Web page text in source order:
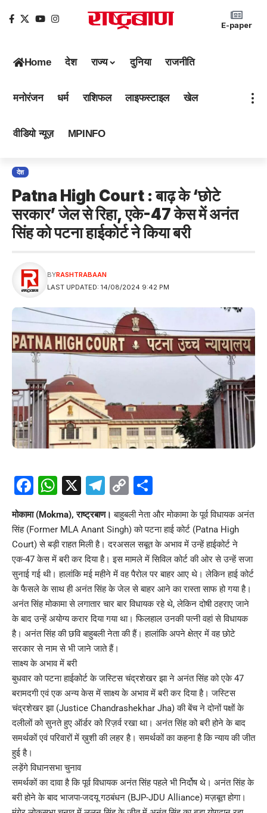
E-paper
Home देश राज्य दुनिया राजनीति
मनोरंजन धर्म राशिफल लाइफस्टाइल खेल
वीडियो न्यूज़ MPINFO
देश
Patna High Court : बाढ़ के ‘छोटे
सरकार’ जेल से रिहा, एके-47 केस में अनंत
सिंह को पटना हाईकोर्ट ने किया बरी
LAST UPDATED: 14/08/2024 9:42 PM
BYRASHTRABAAN
Facebook
WhatsApp
X Telegram
Copy
Link
मोकामा (Mokma), राष्ट्रबाण।बाहुबली नेता और मोकामा के पूर्व विधायक अनंत
सिंह (Former MLA Anant Singh) को पटना हाई कोर्ट (Patna High
Court) से बड़ी राहत मिली है। दरअसल सबूत के अभाव में उन्हें हाईकोर्ट ने
एक-47 केस में बरी कर दिया है। इस मामले में सिविल कोर्ट की ओर से उन्हें सजा
सुनाई गई थी। हालांकि मई महीने में वह पैरोल पर बाहर आए थे। लेकिन हाई कोर्ट
के फैसले के साथ ही अनंत सिंह के जेल से बाहर आने का रास्ता साफ हो गया है।
अनंत सिंह मोकामा से लगातार चार बार विधायक रहे थे, लेकिन दोषी ठहराए जाने
के बाद उन्हें अयोग्य करार दिया गया था। फिलहाल उनकी पत्नी वहां से विधायक
है। अनंत सिंह की छवि बाहुबली नेता की हैं। हालांकि अपने क्षेत्र में वह छोटे
सरकार से नाम से भी जाने जाते हैं।
साक्ष्य के अभाव में बरी
बुधवार को पटना हाईकोर्ट के जस्टिस चंद्रशेखर झा ने अनंत सिंह को एके 47
बरामदगी एवं एक अन्य केस में साक्ष्य के अभाव में बरी कर दिया है। जस्टिस
चंद्रशेखर झा (Justice Chandrashekhar Jha) की बेंच ने दोनों पक्षों के
दलीलों को सुनते हुए ऑर्डर को रिज़र्व रखा था। अनंत सिंह को बरी होने के बाद
समर्थकों एवं परिवारों में ख़ुशी की लहर है। समर्थकों का कहना है कि न्याय की जीत
हुई है।
लड़ेंगे विधानसभा चुनाव
समर्थकों का दावा है कि पूर्व विधायक अनंत सिंह पहले भी निर्दोष थे। अनंत सिंह के
बरी होने के बाद भाजपा-जदयू गठबंधन (BJP-JDU Alliance) मज़बूत होगा।